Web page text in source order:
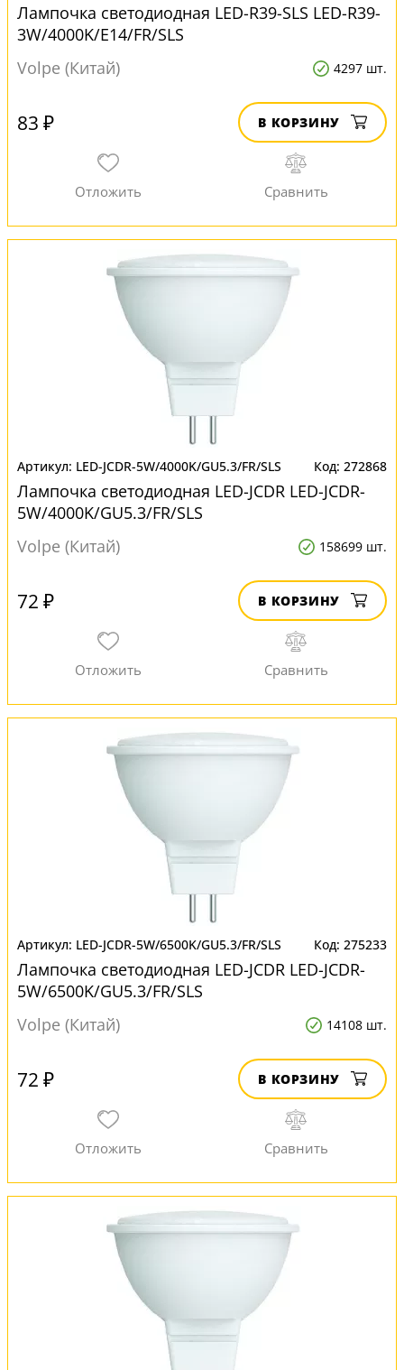
Лампочка светодиодная LED-R39-SLS LED-R39-
3W/4000K/E14/FR/SLS
Volpe (Китай)
4297 шт.
83 ₽ В КОРЗИНУ
LED-JCDR-5W/4000K/GU5.3/FR/SLS 272868
Лампочка светодиодная LED-JCDR LED-JCDR-
5W/4000K/GU5.3/FR/SLS
Volpe (Китай)
158699 шт.
72 ₽ В КОРЗИНУ
LED-JCDR-5W/6500K/GU5.3/FR/SLS 275233
Лампочка светодиодная LED-JCDR LED-JCDR-
5W/6500K/GU5.3/FR/SLS
Volpe (Китай)
14108 шт.
72 ₽ В КОРЗИНУ